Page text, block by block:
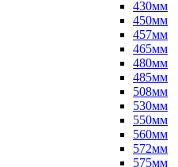
430мм
450мм
457мм
465мм
480мм
485мм
508мм
530мм
550мм
560мм
572мм
575мм